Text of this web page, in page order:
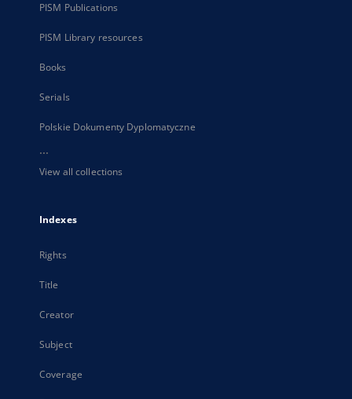
PISM Publications
PISM Library resources
Books
Serials
Polskie Dokumenty Dyplomatyczne
...
View all collections
Indexes
Rights
Title
Creator
Subject
Coverage